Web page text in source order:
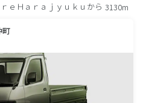
ｅＨａｒａｊｙｕｋｕから 3130m
町